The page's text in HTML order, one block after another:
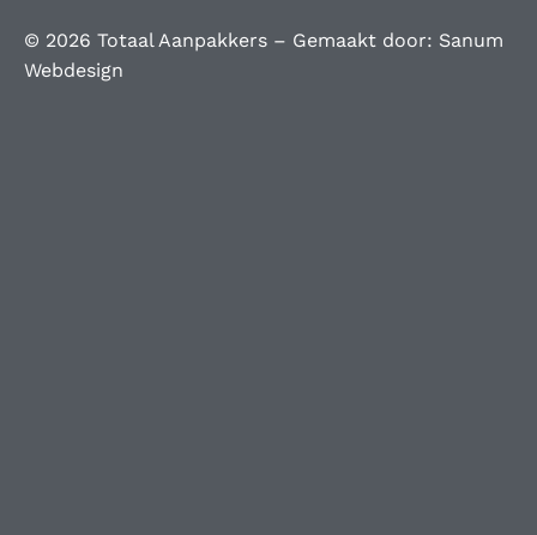
© 2026 Totaal Aanpakkers – Gemaakt door: Sanum
Webdesign